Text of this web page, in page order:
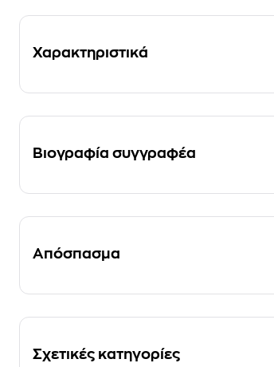
Χαρακτηριστικά
Βιογραφία συγγραφέα
Απόσπασμα
Σχετικές κατηγορίες